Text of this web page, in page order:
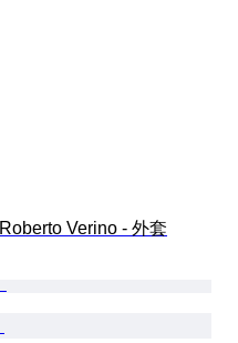
Roberto Verino - 外套